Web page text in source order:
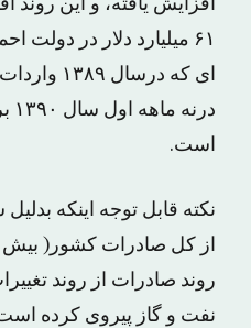
افزایش یافته، و این
۶۱ میلیارد دلار در
است.
نکته قابل توجه اینکه
روند صادرات از روند
نفت و گاز پیروی کرده